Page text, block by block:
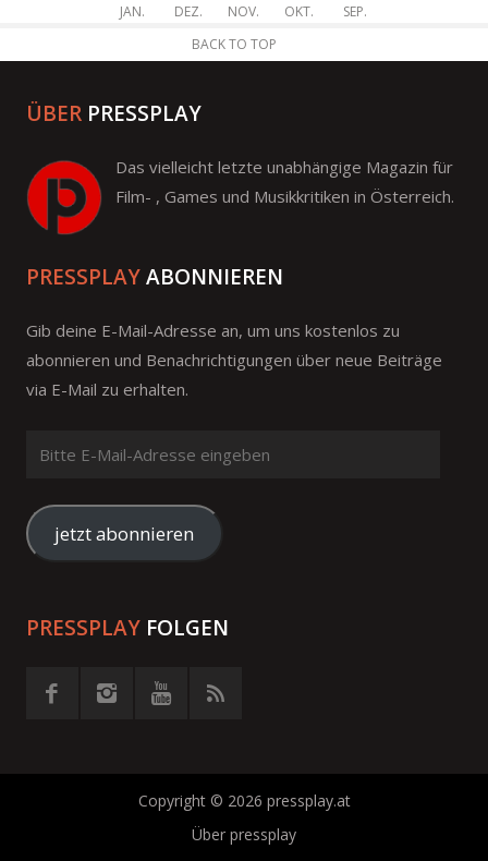
JAN. DEZ. NOV. OKT.
SEP.
BACK TO TOP
ÜBER PRESSPLAY
Das vielleicht letzte unabhängige Magazin für
Film- , Games und Musikkritiken in Österreich.
PRESSPLAYABONNIEREN
Gib deine E-Mail-Adresse an, um uns kostenlos zu
abonnieren und Benachrichtigungen über neue Beiträge
via E-Mail zu erhalten.
Mail-
Adresse
eingeben
jetzt abonnieren
PRESSPLAY FOLGEN
Copyright © 2026 pressplay.at
Über pressplay